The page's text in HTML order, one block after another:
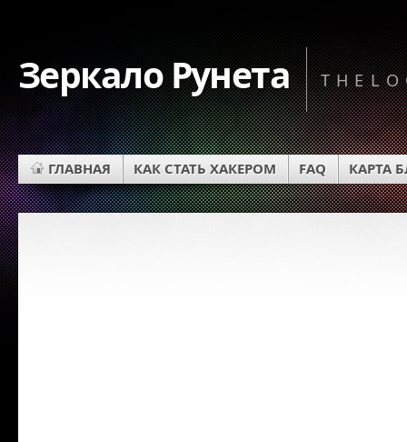
Зеркало Рунета
ГЛАВНАЯ КАК СТАТЬ ХАКЕРОМ FAQ КАРТА